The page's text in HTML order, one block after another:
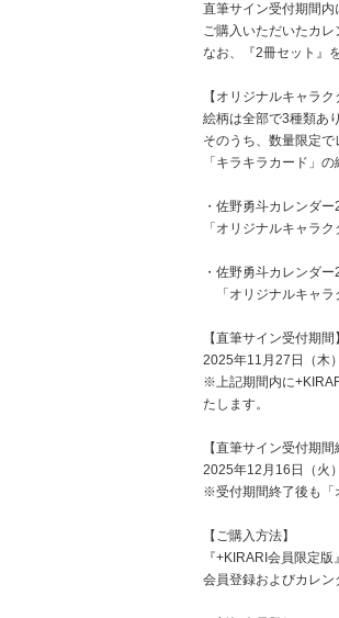
直筆サイン受付期間内
ご購入いただいたカ
なお、『2冊セット』
【オリジナルキャラ
絵柄は全部で3種類あ
そのうち、数量限定で
「キラキラカード」
・佐野勇斗カレンダ
「オリジナルキャラ
・佐野勇斗カレンダ
「オリジナルキャラ
【直筆サイン受付期間】
2025年11月27日（木
※上記期間内に
たします。
【直筆サイン受付期間
2025年12月16日（火
※受付期間終了後も「
【ご購入方法】
『+KIRARI会員限定
会員登録およびカレン